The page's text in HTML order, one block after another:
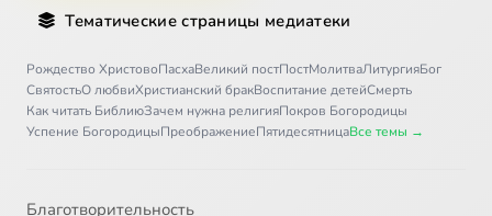
Тематические страницы медиатеки
Рождество ХристовоПасхаВеликий постПостМолитваЛитургияБог
СвятостьО любвиХристианский бракВоспитание детейСмерть
Как читать БиблиюЗачем нужна религияПокров Богородицы
Успение БогородицыПреображениеПятидесятницаВсе темы →
Благотворительность